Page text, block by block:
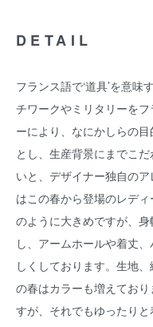
DETAIL
フランス語で‘道具’を意味
チワークやミリタリーを
ーにより、なにかしらの
とし、生産背景にまでこ
いと、デザイナー独自の
はこの春から登場のレデ
のように大きめですが、
し、アームホールや着丈
しくしております。生地
の春はカラーも増えてお
すが、それでもゆったりと